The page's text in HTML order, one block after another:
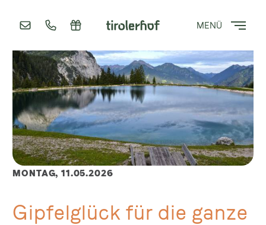
MENÜ
MONTAG,11.05.2026
Gipfelglück für die ganze